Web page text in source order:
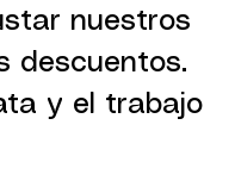
nuestros
descuentos.
y el trabajo